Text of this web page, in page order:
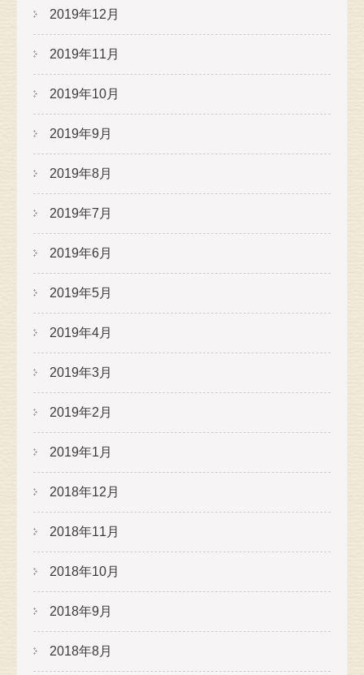
2019年12月
2019年11月
2019年10月
2019年9月
2019年8月
2019年7月
2019年6月
2019年5月
2019年4月
2019年3月
2019年2月
2019年1月
2018年12月
2018年11月
2018年10月
2018年9月
2018年8月